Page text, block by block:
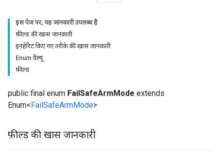
इस पेज पर, यह जानकारी उपलब्ध है
फ़ील्ड की खास जानकारी
इनहेरिट किए गए तरीके की खास जानकारी
Enum वैल्यू
फ़ील्ड
public final enum FailSafeArmMode extends
Enum<FailSafeArmMode>
फ़ील्ड की खास जानकारी